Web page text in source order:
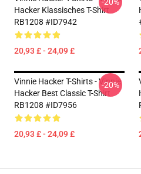
Hacker Klassisches T-Shirt
RB1208 #ID7942
20,93 £ - 24,09 £
Vinnie Hacker T-Shirts - Vinnie
Hacker Best Classic T-Shirt
RB1208 #ID7956
20,93 £ - 24,09 £
-20%